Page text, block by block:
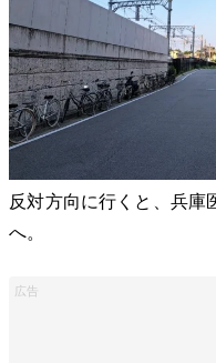
反対方向に行くと、兵庫
へ。